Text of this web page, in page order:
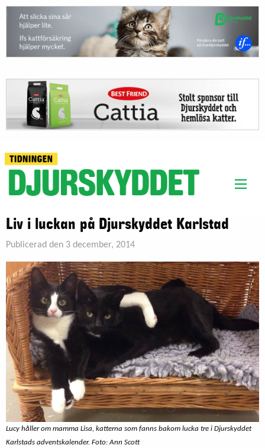
Liv i luckan på Djurskyddet Karlstad
Publicerad den 3 december, 2014
Lucy håller om mamma Lisa, katterna som fanns bakom lucka tre i Djurskyddet
Karlstads adventskalender. Foto: Ann Scott